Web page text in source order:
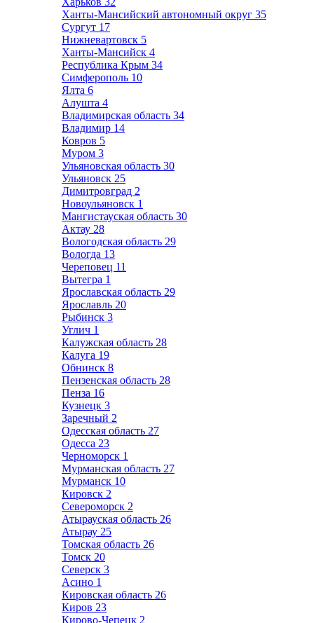
Ханты-Мансийский автономный округ 35
Сургут 17
Нижневартовск 5
Ханты-Мансийск 4
Республика Крым 34
Симферополь 10
Ялта 6
Алушта 4
Владимирская область 34
Владимир 14
Ковров 5
Муром 3
Ульяновская область 30
Ульяновск 25
Димитровград 2
Новоульяновск 1
Мангистауская область 30
Актау 28
Вологодская область 29
Вологда 13
Череповец 11
Вытегра 1
Ярославская область 29
Ярославль 20
Рыбинск 3
Углич 1
Калужская область 28
Калуга 19
Обнинск 8
Пензенская область 28
Пенза 16
Кузнецк 3
Заречный 2
Одесская область 27
Одесса 23
Черноморск 1
Мурманская область 27
Мурманск 10
Кировск 2
Североморск 2
Атырауская область 26
Атырау 25
Томская область 26
Томск 20
Северск 3
Асино 1
Кировская область 26
Киров 23
Кирово-Чепецк 2